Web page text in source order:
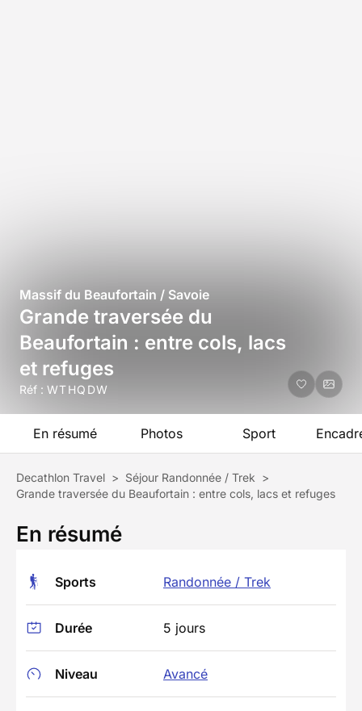
Massif du Beaufortain / Savoie
Grande traversée du
Beaufortain : entre cols, lacs
et refuges
Réf : WTHQDW
En résumé Photos Sport
Decathlon Travel > Séjour Randonnée / Trek >
Grande traversée du Beaufortain : entre cols, lacs et refuges
En résumé
Sports Randonnée / Trek
Durée 5 jours
Niveau Avancé